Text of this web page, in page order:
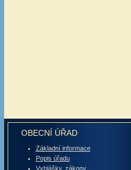
OBECNÍ ÚŘAD
Základní informace
Popis úřadu
Vyhlášky, zákony ,